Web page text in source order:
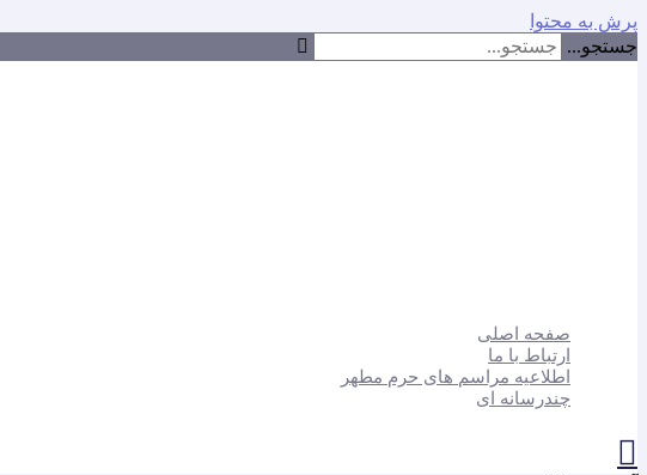
پرش به محتوا
جستجو...
صفحه اصلی
ارتباط با ما
اطلاعیه مراسم های حرم مطهر
چندرسانه ای